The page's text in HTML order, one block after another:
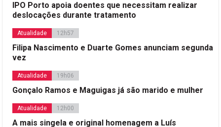
IPO Porto apoia doentes que necessitam realizar
deslocações durante tratamento
Atualidade 12h57
Filipa Nascimento e Duarte Gomes anunciam segunda
vez
Atualidade 19h06
Gonçalo Ramos e Maguigas já são marido e mulher
Atualidade 12h00
A mais singela e original homenagem a Luís